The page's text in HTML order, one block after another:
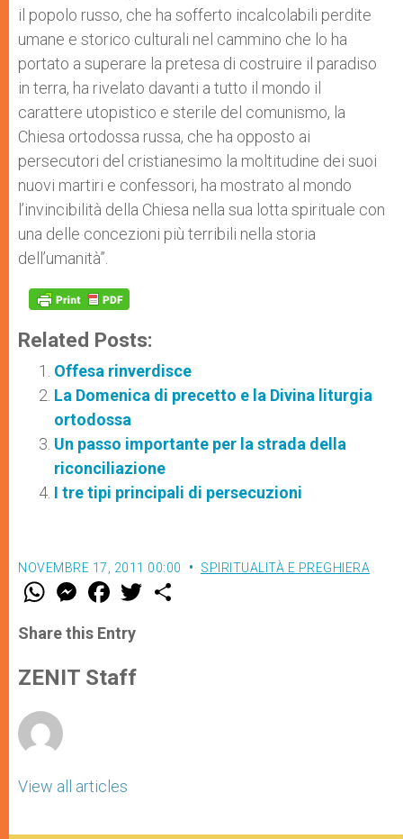
il popolo russo, che ha sofferto incalcolabili perdite
umane e storico culturali nel cammino che lo ha
portato a superare la pretesa di costruire il paradiso
in terra, ha rivelato davanti a tutto il mondo il
carattere utopistico e sterile del comunismo, la
Chiesa ortodossa russa, che ha opposto ai
persecutori del cristianesimo la moltitudine dei suoi
nuovi martiri e confessori, ha mostrato al mondo
l’invincibilità della Chiesa nella sua lotta spirituale con
una delle concezioni più terribili nella storia
dell’umanità”.
Related Posts:
Offesa rinverdisce
La Domenica di precetto e la Divina liturgia
ortodossa
Un passo importante per la strada della
riconciliazione
I tre tipi principali di persecuzioni
NOVEMBRE 17, 2011 00:00 SPIRITUALITÀ E PREGHIERA
W
t
s
p
p
M
e
s
e
g
e
F
a
e
b
o
k
w
Share this Entry
ZENIT Staff
View all articles